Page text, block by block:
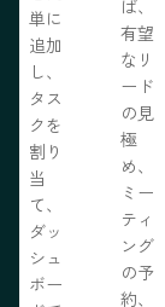
単に
追加
し、
タス
クを
割り
当
て、
ダッ
シュ
ボー
ば、
有望
なリ
ード
の見
極
め、
ミー
ティ
ング
の予
約、